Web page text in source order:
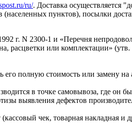
ru/. Доставка осуществляется
пунктов), посылки
г. N 2300-1 и «Перечня
расцветки или комплектации»
его полную стоимость или замену
в точке самовывоза, где он
выявления дефектов
чек, товарная накладная и